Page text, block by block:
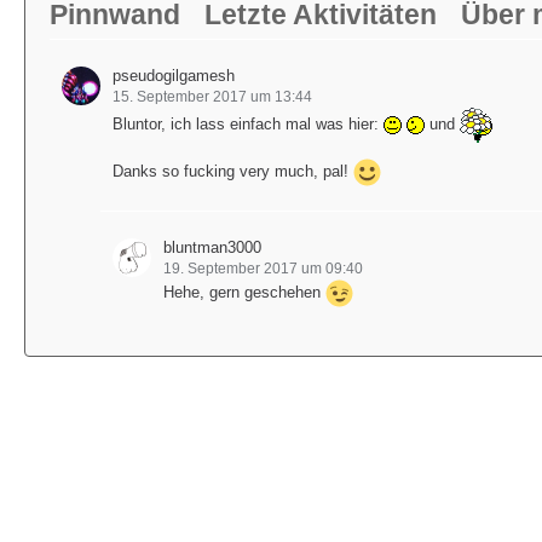
Pinnwand Letzte Aktivitäten Über
pseudogilgamesh
15. September 2017 um 13:44
Bluntor, ich lass einfach mal was hier: und
Danks so fucking very much, pal!
bluntman3000
19. September 2017 um 09:40
Hehe, gern geschehen